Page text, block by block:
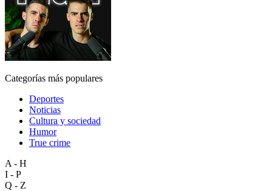
Categorías más populares
Deportes
Noticias
Cultura y sociedad
Humor
True crime
A - H
I - P
Q - Z